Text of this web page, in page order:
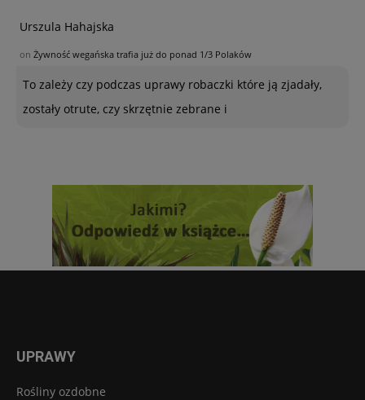
Urszula Hahajska
on Żywność wegańska trafia już do ponad 1/3 Polaków
To zależy czy podczas uprawy robaczki które ją zjadały,
zostały otrute, czy skrzętnie zebrane i
UPRAWY
Rośliny ozdobne